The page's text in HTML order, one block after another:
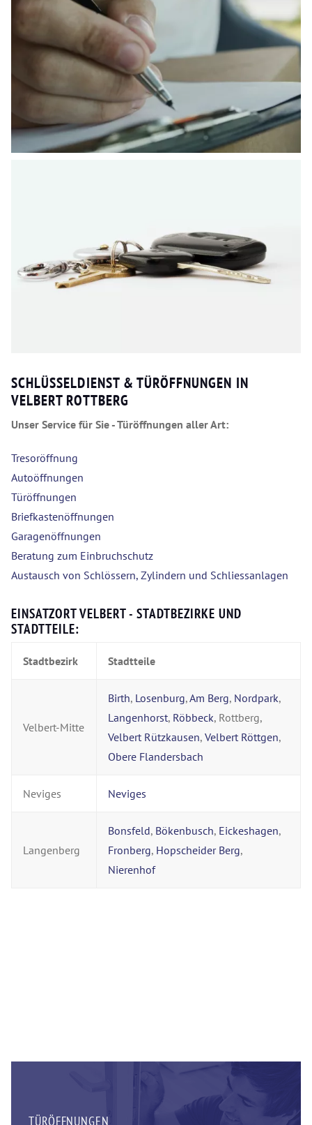
SCHLÜSSELDIENST & TÜRÖFFNUNGEN IN
VELBERT ROTTBERG
Unser Service für Sie - Türöffnungen aller Art:
Tresoröffnung
Autoöffnungen
Türöffnungen
Briefkastenöffnungen
Garagenöffnungen
Beratung zum Einbruchschutz
Austausch von Schlössern, Zylindern und Schliessanlagen
EINSATZORT VELBERT - STADTBEZIRKE UND
STADTTEILE:
Stadtbezirk Stadtteile
Velbert-Mitte
Birth, Losenburg,Am Berg, Nordpark,
Langenhorst, Röbbeck, Rottberg,
Velbert Rützkausen, Velbert Röttgen,
Obere Flandersbach
Neviges Neviges
Langenberg
Bonsfeld, Bökenbusch, Eickeshagen,
Fronberg, Hopscheider Berg,
Nierenhof
TÜRÖFFNUNGEN